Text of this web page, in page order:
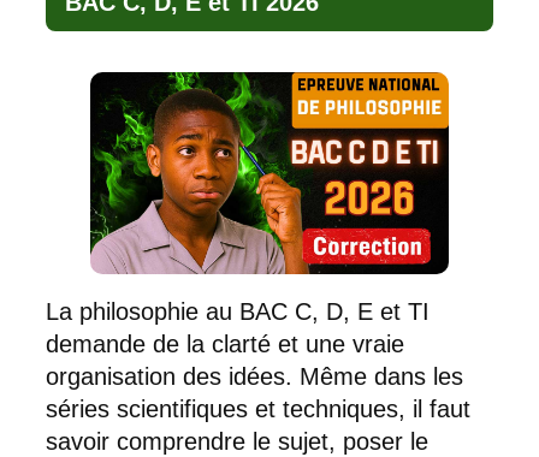
La philosophie au BAC C, D, E et TI
demande de la clarté et une vraie
organisation des idées. Même dans les
séries scientifiques et techniques, il faut
savoir comprendre le sujet, poser le